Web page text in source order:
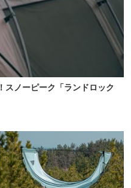
スノーピーク「ランドロック